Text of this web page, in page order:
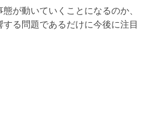
が動いていくことになるのか、
る問題であるだけに今後に注目